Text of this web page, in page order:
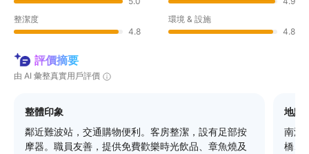
整潔度
4.8
環境 & 設施
4.8
評價摘要
由 AI 彙整真實用戶評價
整體印象
鄰近難波站，交通購物便利。客房整潔，設有足部按
摩器。職員友善，提供免費歡樂時光飲品、章魚燒及
地點
南海
橋、